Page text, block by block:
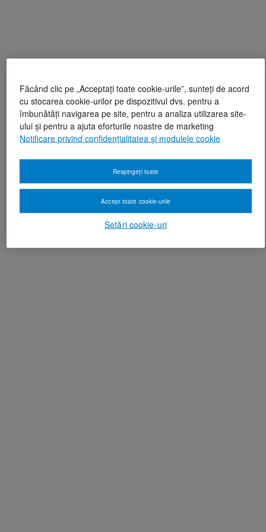
Făcând clic pe „Acceptați toate cookie-urile”, sunteți de acord
cu stocarea cookie-urilor pe dispozitivul dvs. pentru a
îmbunătăți navigarea pe site, pentru a analiza utilizarea site-
ului și pentru a ajuta eforturile noastre de marketing
Notificare privind confidențialitatea și modulele cookie
Setări cookie-uri
Respingeți toate
Accept toate cookie-urile